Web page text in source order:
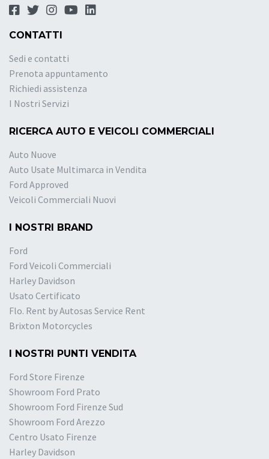
CONTATTI
Sedi e contatti
Prenota appuntamento
Richiedi assistenza
I Nostri Servizi
RICERCA AUTO E VEICOLI COMMERCIALI
Auto Nuove
Auto Usate Multimarca in Vendita
Ford Approved
Veicoli Commerciali Nuovi
I NOSTRI BRAND
Ford
Ford Veicoli Commerciali
Harley Davidson
Usato Certificato
Flo. Rent by Autosas Service Rent
Brixton Motorcycles
I NOSTRI PUNTI VENDITA
Ford Store Firenze
Showroom Ford Prato
Showroom Ford Firenze Sud
Showroom Ford Arezzo
Centro Usato Firenze
Harley Davidson